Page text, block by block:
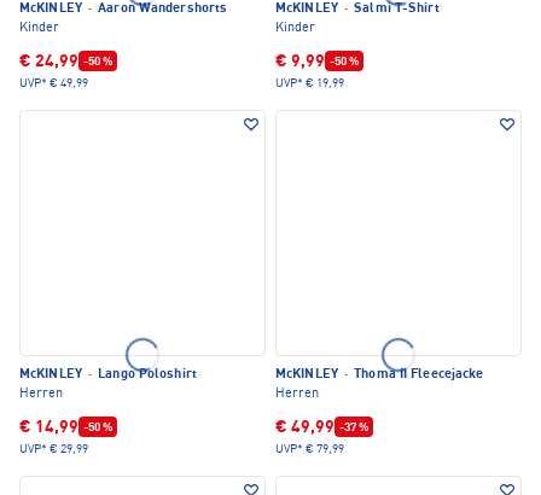
McKINLEY · Aaron Wandershorts
Kinder
€ 24,99 -50 %
UVP* € 49,99
McKINLEY · Salmi T-Shirt
Kinder
€ 9,99 -50 %
UVP* € 19,99
McKINLEY · Lango Poloshirt
Herren
€ 14,99 -50 %
UVP* € 29,99
McKINLEY ·
Thoma II Fleecejacke
Herren
€ 49,99 -37 %
UVP* € 79,99